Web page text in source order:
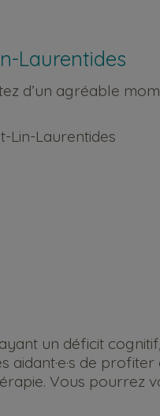
Laurentides
d’un agréable
Lin-Laurentides
un déficit
de
Vous pourrez